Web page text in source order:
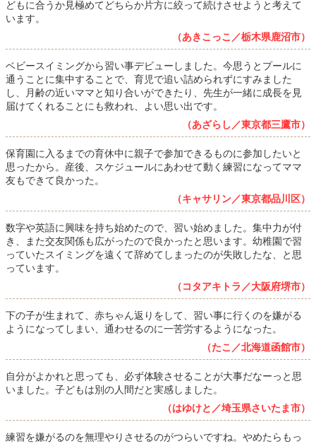
どもに合うか見極めてどちらか片方に絞って続けさせようと考えて
います。
（あきこっこ／栃木県鹿沼市）
ベビースイミングから習い事デビューしました。今思うとプールに
通うことに集中することで、育児で追い詰められずにすみました
し、月齢の近いママと知り合いができたり、先生が一緒に成長を見
届けてくれることにも救われ、よい思い出です。
（あざらし／東京都三鷹市）
保育園に入るまでの育休中に親子で参加できるものに参加したいと
思ったから。産後、スケジュールにあわせて動く練習になってママ
友もできて良かった。
（キャサリン／東京都品川区）
数字や英語に興味を持ち始めたので、習い始めました。集中力が付
き、また交友関係も広がったので良かったと思います。幼稚園で習
っていたスイミングを遠くて辞めてしまったのが失敗したな、と思
っています。
（コタアキトラ／大阪府堺市）
下の子が生まれて、赤ちゃん返りをして、習い事に行くのを嫌がる
ようになってしまい、通わせるのに一苦労するようになった。
（たこ／北海道函館市）
自分がよかれと思っても、必ず体験させることが大事だなーっと思
いました。子どもは別の人間だと実感しました。
（はゆけと／埼玉県さいたま市）
練習を嫌がるのを無理やりさせるのがつらいですね。やめたらもっ